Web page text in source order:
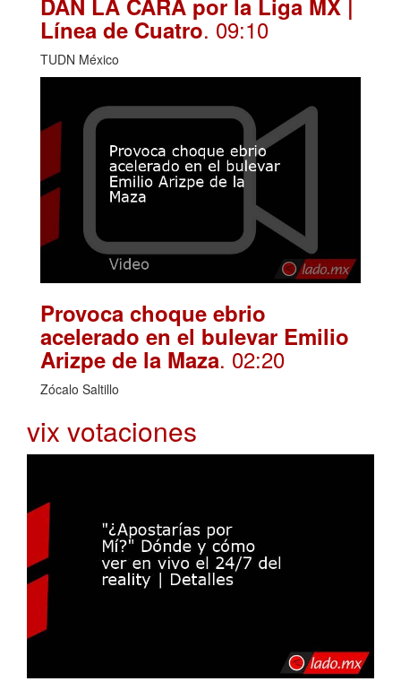
DAN LA CARA por la Liga MX |
Línea de Cuatro. 09:10
TUDN México
Provoca choque ebrio
acelerado en el bulevar Emilio
Arizpe de la Maza. 02:20
Zócalo Saltillo
vix votaciones